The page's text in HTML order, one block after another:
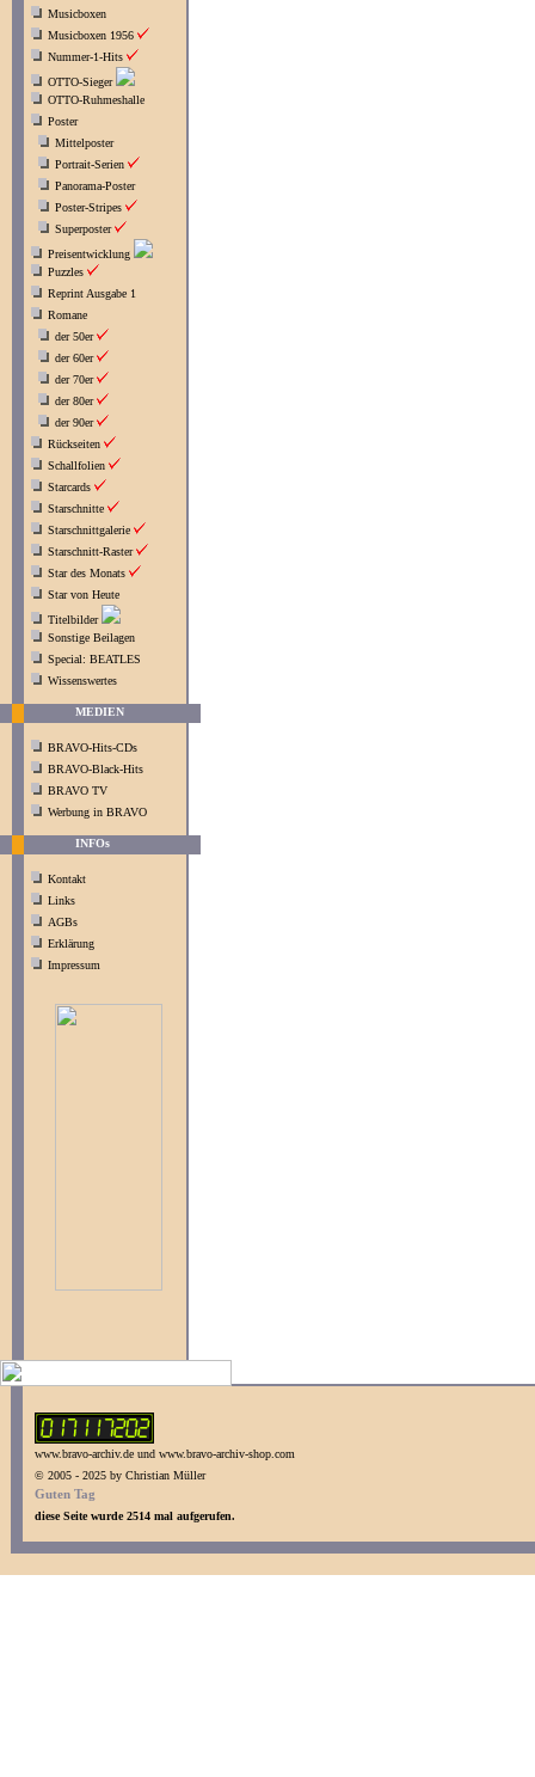
Musicboxen
Musicboxen 1956
Nummer-1-Hits
OTTO-Sieger
OTTO-Ruhmeshalle
Poster
Mittelposter
Portrait-Serien
Panorama-Poster
Poster-Stripes
Superposter
Preisentwicklung
Puzzles
Reprint Ausgabe 1
Romane
der 50er
der 60er
der 70er
der 80er
der 90er
Rückseiten
Schallfolien
Starcards
Starschnitte
Starschnittgalerie
Starschnitt-Raster
Star des Monats
Star von Heute
Titelbilder
Sonstige Beilagen
Special: BEATLES
Wissenswertes
MEDIEN
BRAVO-Hits-CDs
BRAVO-Black-Hits
BRAVO TV
Werbung in BRAVO
INFOs
Kontakt
Links
AGBs
Erklärung
Impressum
www.bravo-archiv.de und www.bravo-archiv-shop.com
© 2005 - 2025 by Christian Müller
Guten Tag
diese Seite wurde 2514 mal aufgerufen.